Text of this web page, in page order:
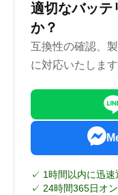
適切なバッテ
か？
互換性の確認、
に対応いたします
✓ 1時間以内に迅速
✓ 24時間365日オ